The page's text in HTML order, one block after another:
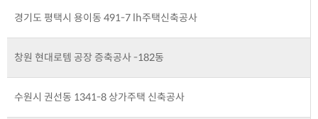
경기도 평택시 용이동 491-7 lh주택신축공사
창원 현대로템 공장 증축공사 -182동
수원시 권선동 1341-8 상가주택 신축공사